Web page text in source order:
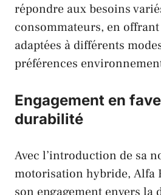
répondre aux besoins
consommateurs, en
adaptées à différents
préférences
Engagement en
durabilité
Avec l’introduction de sa
motorisation hybride, Alfa